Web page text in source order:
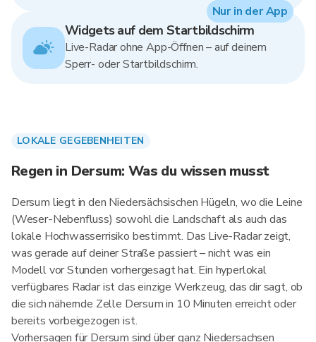
Widgets auf dem Startbildschirm
Live-Radar ohne App-Öffnen – auf deinem
Sperr- oder Startbildschirm.
Nur in der App
LOKALE GEGEBENHEITEN
Regen in Dersum: Was du wissen musst
Dersum liegt in den Niedersächsischen Hügeln, wo die Leine
(Weser-Nebenfluss) sowohl die Landschaft als auch das
lokale Hochwasserrisiko bestimmt. Das Live-Radar zeigt,
was gerade auf deiner Straße passiert – nicht was ein
Modell vor Stunden vorhergesagt hat. Ein hyperlokal
verfügbares Radar ist das einzige Werkzeug, das dir sagt, ob
die sich nähernde Zelle Dersum in 10 Minuten erreicht oder
bereits vorbeigezogen ist.
Vorhersagen für Dersum sind über ganz Niedersachsen